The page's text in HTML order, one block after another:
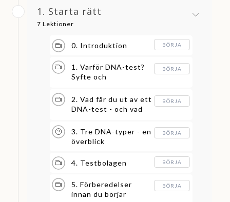
1. Starta rätt
7 Lektioner
0. Introduktion BÖRJA
1. Varför DNA-test?
Syfte och
BÖRJA
2. Vad får du ut av ett
DNA-test - och vad
BÖRJA
3. Tre DNA-typer - en
överblick
BÖRJA
4. Testbolagen BÖRJA
5. Förberedelser
innan du börjar
BÖRJA